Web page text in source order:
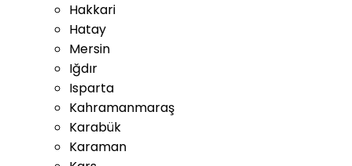
Hakkari
Hatay
Mersin
Iğdır
Isparta
Kahramanmaraş
Karabük
Karaman